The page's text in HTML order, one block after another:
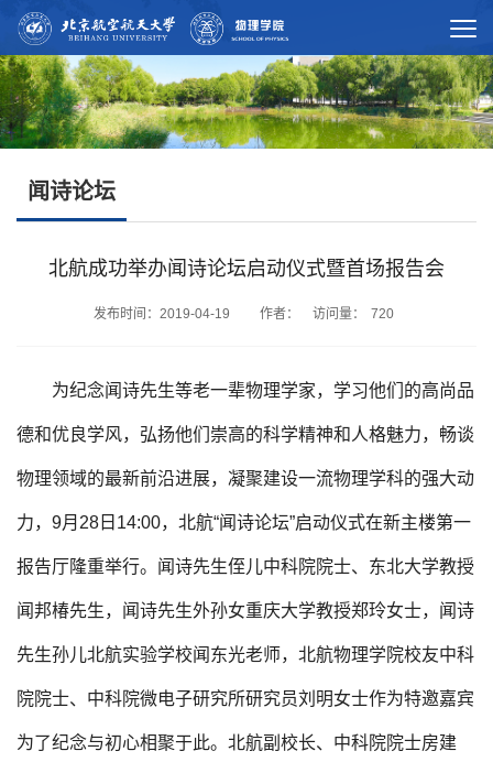
闻诗论坛
北航成功举办闻诗论坛启动仪式​暨首场报告会
发布时间：2019-04-19 作者： 访问量： 720
为纪念闻诗先生等老一辈物理学家，学习他们的高尚品
德和优良学风，弘扬他们崇高的科学精神和人格魅力，畅谈
物理领域的最新前沿进展，凝聚建设一流物理学科的强大动
力，9月28日14:00，北航“闻诗论坛”启动仪式在新主楼第一
报告厅隆重举行。闻诗先生侄儿中科院院士、东北大学教授
闻邦椿先生，闻诗先生外孙女重庆大学教授郑玲女士，闻诗
先生孙儿北航实验学校闻东光老师，北航物理学院校友中科
院院士、中科院微电子研究所研究员刘明女士作为特邀嘉宾
为了纪念与初心相聚于此。北航副校长、中科院院士房建